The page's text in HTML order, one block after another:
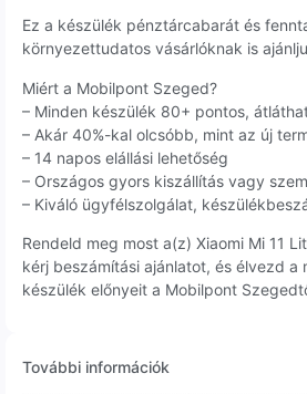
Ez a készülék pénztárcabarát és
környezettudatos vásárlóknak is
Miért a Mobilpont Szeged?
– Minden készülék 80+ pontos,
– Akár 40%-kal olcsóbb, mint az új
– 14 napos elállási lehetőség
– Országos gyors kiszállítás vagy
– Kiváló ügyfélszolgálat,
Rendeld meg most a(z) Xiaomi Mi 11
kérj beszámítási ajánlatot, és élvezd a
készülék előnyeit a Mobilpont
További információk